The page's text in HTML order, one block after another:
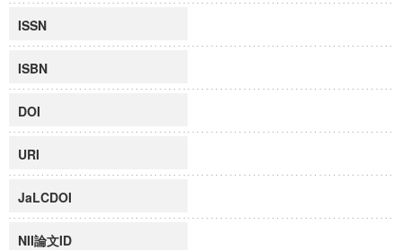
ISSN
ISBN
DOI
URI
JaLCDOI
NII論文ID